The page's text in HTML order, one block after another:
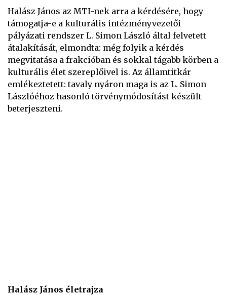
Halász János az MTI-nek arra a kérdésére, hogy
támogatja-e a kulturális intézményvezetői
pályázati rendszer L. Simon László által felvetett
átalakítását, elmondta: még folyik a kérdés
megvitatása a frakcióban és sokkal tágabb körben a
kulturális élet szereplőivel is. Az államtitkár
emlékeztetett: tavaly nyáron maga is az L. Simon
Lászlóéhoz hasonló törvénymódosítást készült
beterjeszteni.
Halász János életrajza